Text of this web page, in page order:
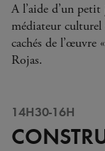
A l’aide d’un
médiateur culturel
cachés de l’œuvre
Rojas.
14H30-16H